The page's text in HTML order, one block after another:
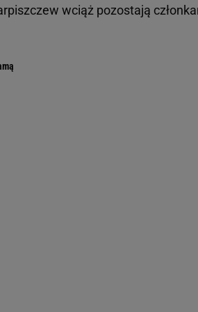
wciąż pozostają